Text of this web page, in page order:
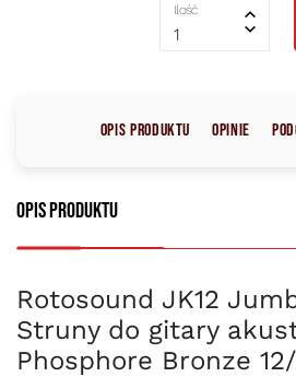
Ilość
1
Opis produktu Opinie
Opis produktu
Rotosound JK12
Struny do gitary
Phosphore Bronze